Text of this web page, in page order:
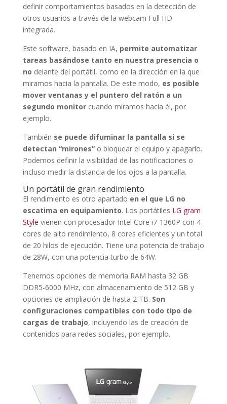
definir comportamientos basados en la detección de
otros usuarios a través de la webcam Full HD
integrada.
Este software, basado en IA, permite automatizar
tareas basándose tanto en nuestra presencia o
no delante del portátil, como en la dirección en la que
miramos hacia la pantalla. De este modo, es posible
mover ventanas y el puntero del ratón a un
segundo monitorcuando miramos hacia él, por
ejemplo.
También se puede difuminar la pantalla si se
detectan “mirones”o bloquear el equipo y apagarlo.
Podemos definir la visibilidad de las notificaciones o
incluso medir la distancia de los ojos a la pantalla.
Un portátil de gran rendimiento
El rendimiento es otro apartado en el que LG no
escatima en equipamiento. Los portátiles LG gram
Style vienen con procesador Intel Core i7-1360P con 4
cores de alto rendimiento, 8 cores eficientes y un total
de 20 hilos de ejecución. Tiene una potencia de trabajo
de 28W, con una potencia turbo de 64W.
Tenemos opciones de memoria RAM hasta 32 GB
DDR5-6000 MHz, con almacenamiento de 512 GB y
opciones de ampliación de hasta 2 TB. Son
configuraciones compatibles con todo tipo de
cargas de trabajo, incluyendo las de creación de
contenidos para redes sociales, por ejemplo.